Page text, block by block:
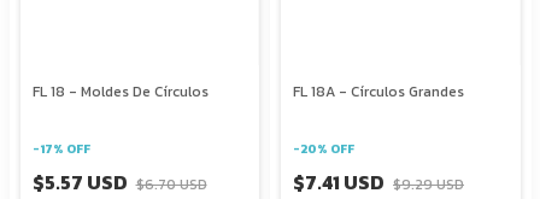
FL 18 - Moldes De Círculos
-17% OFF
$5.57 USD $6.70 USD
FL 18A - Círculos Grandes
-20% OFF
$7.41 USD $9.29 USD